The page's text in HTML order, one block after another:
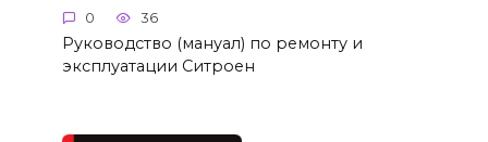
0 36
Руководство (мануал) по ремонту и
эксплуатации Ситроен